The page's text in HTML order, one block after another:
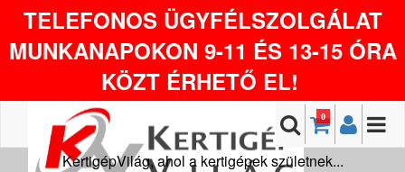
TELEFONOS ÜGYFÉLSZOLGÁLAT
MUNKANAPOKON 9-11 ÉS 13-15 ÓRA
KÖZT ÉRHETŐ EL!
0
KertigépVilág, ahol a kertigépek születnek...